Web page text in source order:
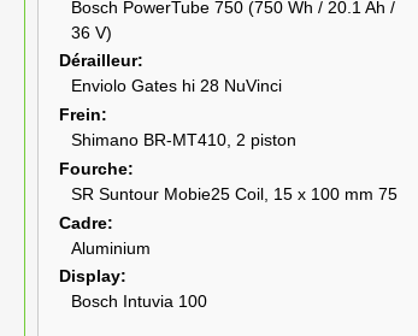
Bosch PowerTube 750 (750 Wh / 20.1 Ah /
36 V)
Dérailleur
Enviolo Gates hi 28 NuVinci
Frein
Shimano BR-MT410, 2 piston
Fourche
SR Suntour Mobie25 Coil, 15 x 100 mm 75
Cadre
Aluminium
Display
Bosch Intuvia 100